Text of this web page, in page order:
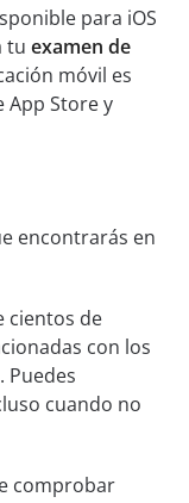
para iOS
tu examen de
móvil es
App Store y
encontrarás en
cientos de
con los
Puedes
cuando no
comprobar